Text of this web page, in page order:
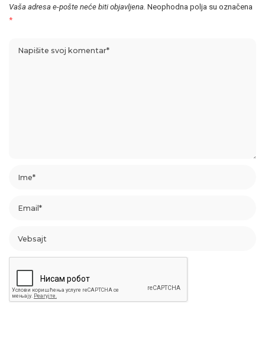
Vaša adresa e-pošte neće biti objavljena. Neophodna polja su označena
*